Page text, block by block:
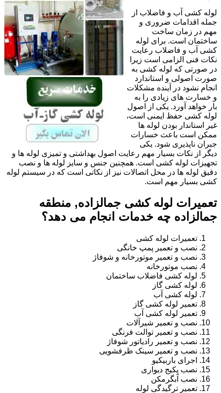
لوله کشی آب و فاضلاب از
جمله اقدامات ضروری و
مهم در زمان ساخت
ساختمان است. برای لوله
کشی آب و فاضلاب رعایت
نکات فنی الزامی است زیرا
در صورتی که لوله کشی به
صورت اصولی و استاندارد
انجام نشود در آینده مشکلات
و خسارت های زیادی را به
بار خواهد آورد. یکی از اصول
لوله کشی حفظ ایمنی است،
غیر استاندار بودن لوله ها
ممکن است باعث خسارات
جبران ناپذیری شود. یکی
دیگر از نکات بسیار مهم رعایت اصول بهداشتی و تمیزی لوله ها و
تجهیزات لوله کشی است. همچنین جنس و سایز لوله ها و نصب
دقیق لوله ها در محل اتصالات نیز از نکاتی است که در سیستم لوله
کشی بسیار مهم است.
تعمیرات لوله کشی جمالزاده, منطقه
جمالزاده چه خدمات انجام می دهد؟
تعمیرات لوله کشی
نصب و تعمیر پمپ خانگی
نصب و تعمیر موتورخانه و شوفاژ
نصب موتورخانه
لوله کشی فاضلاب ساختمان
لوله کشی گاز
لوله کشی آب
تعمیر لوله کشی گاز
تعمیر لوله کشی آب
نصب و تعمیر شیرآلات
نصب و تعمیر توالت فرنگی
نصب و تعمیر رادیاتور شوفاژ
نصب و تعمیر سینک ظرفشویی
اجرای باربیکیو
نصب پکیج دیواری
نصب آبگرمکن
تعمیر ترگیدگی لوله